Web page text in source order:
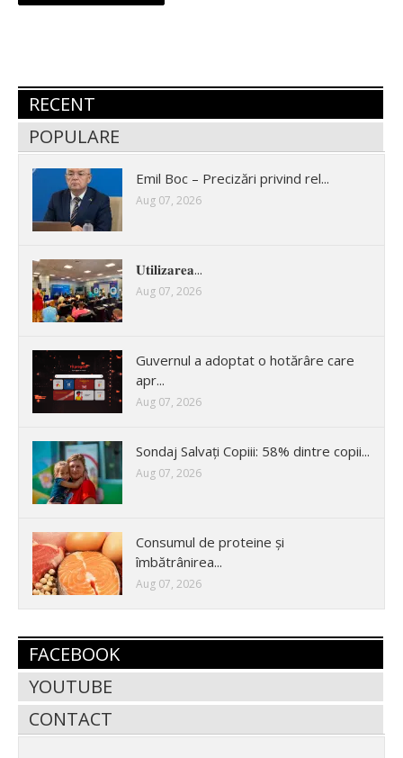
RECENT
POPULARE
Emil Boc – Precizări privind rel...
Aug 07, 2026
𝐔𝐭𝐢𝐥𝐢𝐳𝐚𝐫𝐞𝐚...
Aug 07, 2026
Guvernul a adoptat o hotărâre care
apr...
Aug 07, 2026
Sondaj Salvați Copiii: 58% dintre copii...
Aug 07, 2026
Consumul de proteine și
îmbătrânirea...
Aug 07, 2026
FACEBOOK
YOUTUBE
CONTACT